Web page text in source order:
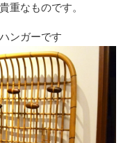
重なものです。
ンガーです